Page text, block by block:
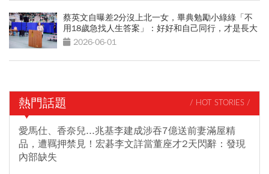
蔡英文自曝差2分沒上北一女，畢典勉勵小綠綠「不
用18歲急找人生答案」：好好和自己同行，才是長大
的開始
2026-06-01
熱門話題 / HOT STORIES /
愛馬仕、香奈兒...兆基李建成涉吞7億送前妻滿屋精
品，遭羈押禁見！宏碁李文詳當董座才2天閃辭：發現
內部缺失